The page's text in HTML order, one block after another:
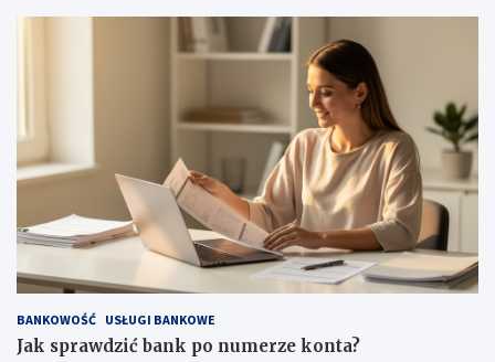
BANKOWOŚĆ USŁUGI BANKOWE
Jak sprawdzić bank po numerze konta?